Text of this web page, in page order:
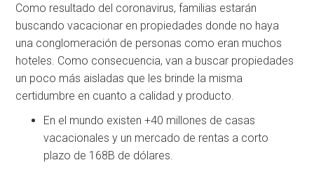
Como resultado del coronavirus, familias estarán
buscando vacacionar en propiedades donde no haya
una conglomeración de personas como eran muchos
hoteles. Como consecuencia, van a buscar propiedades
un poco más aisladas que les brinde la misma
certidumbre en cuanto a calidad y producto.
En el mundo existen +40 millones de casas
vacacionales y un mercado de rentas a corto
plazo de 168B de dólares.